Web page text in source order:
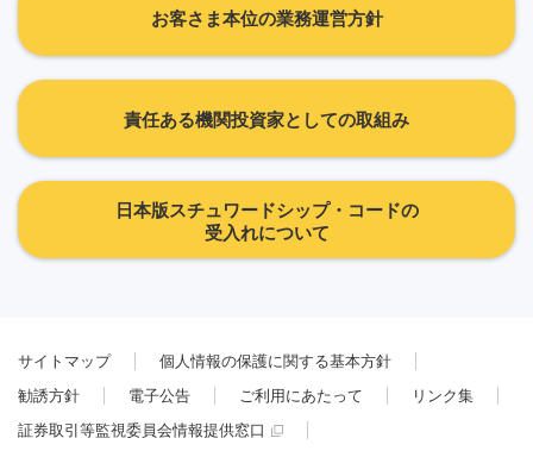
お客さま本位の業務運営方針
責任ある機関投資家としての取組み
日本版スチュワードシップ・コードの
受入れについて
サイトマップ
個人情報の保護に関する基本方針
勧誘方針
電子公告 ご利用にあたって
リンク集
証券取引等監視委員会情報提供窓口